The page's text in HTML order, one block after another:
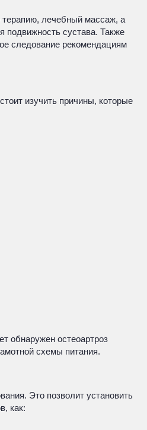
терапию, лечебный массаж, а
сустава. Также
следование рекомендациям
изучить причины, которые
обнаружен остеоартроз
схемы питания.
Это позволит установить
как: